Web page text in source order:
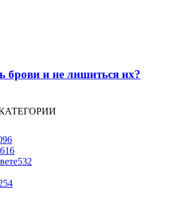
брови и не лишиться их?
616
532